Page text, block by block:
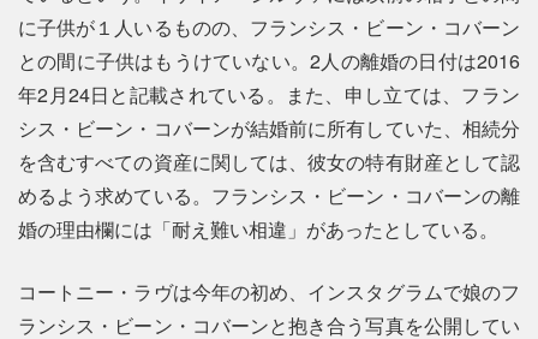
に子供が１人いるものの、フランシス・ビーン・コバーン
との間に子供はもうけていない。2人の離婚の日付は2016
年2月24日と記載されている。また、申し立ては、フラン
シス・ビーン・コバーンが結婚前に所有していた、相続分
を含むすべての資産に関しては、彼女の特有財産として認
めるよう求めている。フランシス・ビーン・コバーンの離
婚の理由欄には「耐え難い相違」があったとしている。
コートニー・ラヴは今年の初め、インスタグラムで娘のフ
ランシス・ビーン・コバーンと抱き合う写真を公開してい